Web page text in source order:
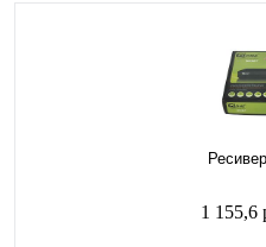
1 155,6